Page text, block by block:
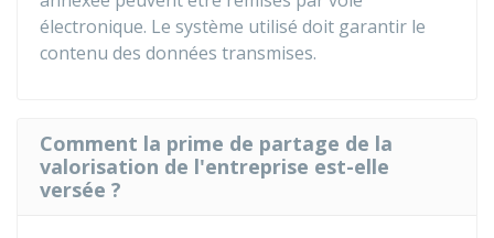
électronique. Le système utilisé doit garantir le
contenu des données transmises.
Comment la prime de partage de la
valorisation de l'entreprise est-elle
versée ?